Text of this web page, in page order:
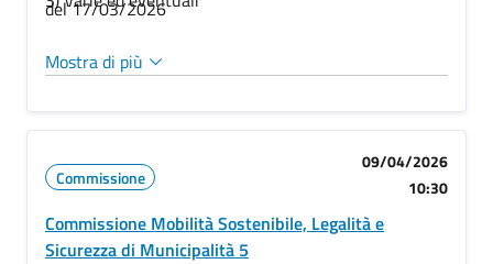
del 17/03/2026
Mostra di più
Commissione
09/04/2026
10:30
Commissione Mobilità Sostenibile, Legalità e
Sicurezza di Municipalità 5